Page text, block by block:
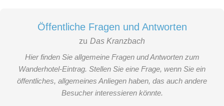
Öffentliche Fragen und Antworten
zu Das Kranzbach
Hier finden Sie allgemeine Fragen und Antworten zum
Wanderhotel-Eintrag. Stellen Sie eine Frage, wenn Sie ein
öffentliches, allgemeines Anliegen haben, das auch andere
Besucher interessieren könnte.